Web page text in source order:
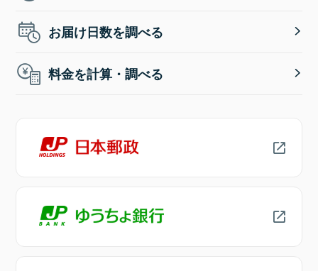
お届け日数を調べる
料金を計算・調べる